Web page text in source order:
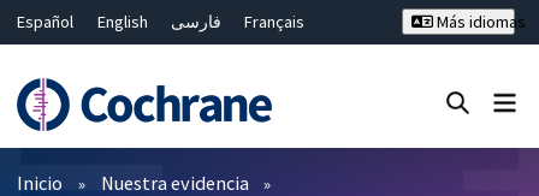
Español English فارسی
Français
Bahasa Malaysia
ไทย 繁體中文
Más idiomas
Filtros
Inicio Nuestra evidencia